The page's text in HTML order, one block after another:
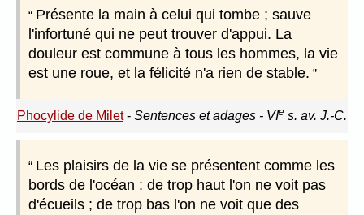
Présente la main à celui qui tombe ; sauve
l'infortuné qui ne peut trouver d'appui. La
douleur est commune à tous les hommes, la vie
est une roue, et la félicité n'a rien de stable.
Phocylide de Milet- Sentences et adages - VIe s. av. J.-C.
Les plaisirs de la vie se présentent comme les
bords de l'océan : de trop haut l'on ne voit pas
d'écueils ; de trop bas l'on ne voit que des